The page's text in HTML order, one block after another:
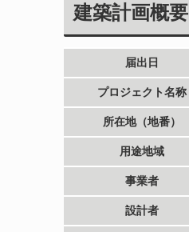
建築計画概要
届出日
プロジェクト名称
所在地（地番）
用途地域
事業者
設計者